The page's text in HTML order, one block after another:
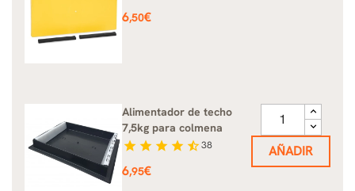
Precio
6,50€
Alimentador de techo
7,5kg para colmena
star star star star star_half38
Precio
6,95€
AÑADIR